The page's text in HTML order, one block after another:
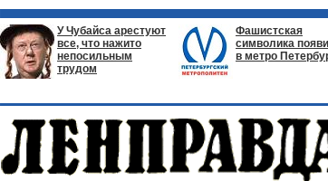
У Чубайса арестуют
все, что нажито
непосильным
трудом
Фашистская
символика
в метро